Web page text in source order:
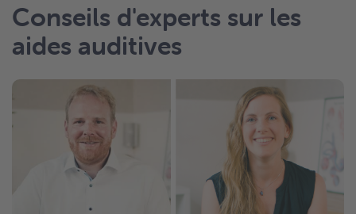
Conseils d'experts sur les
aides auditives